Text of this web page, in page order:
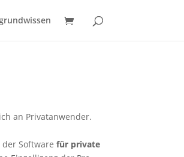
an Privatanwender.
der Software für private